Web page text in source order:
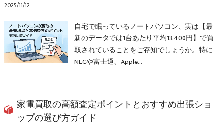
2025/11/12
自宅で眠っているノートパソコン、実は【最
新のデータでは1台あたり平均13,400円】で買
取されていることをご存知でしょうか。特に
NECや富士通、Apple…
家電買取の高額査定ポイントとおすすめ出張ショ
ップの選び方ガイド